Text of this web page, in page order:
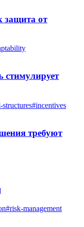
защита от
стимулирует
structures#incentives
требуют
#risk-management